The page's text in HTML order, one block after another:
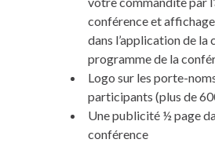
conférence et
dans l’application de la
programme de la
Logo sur les porte-
participants (plus de
Une publicité ½ page
conférence